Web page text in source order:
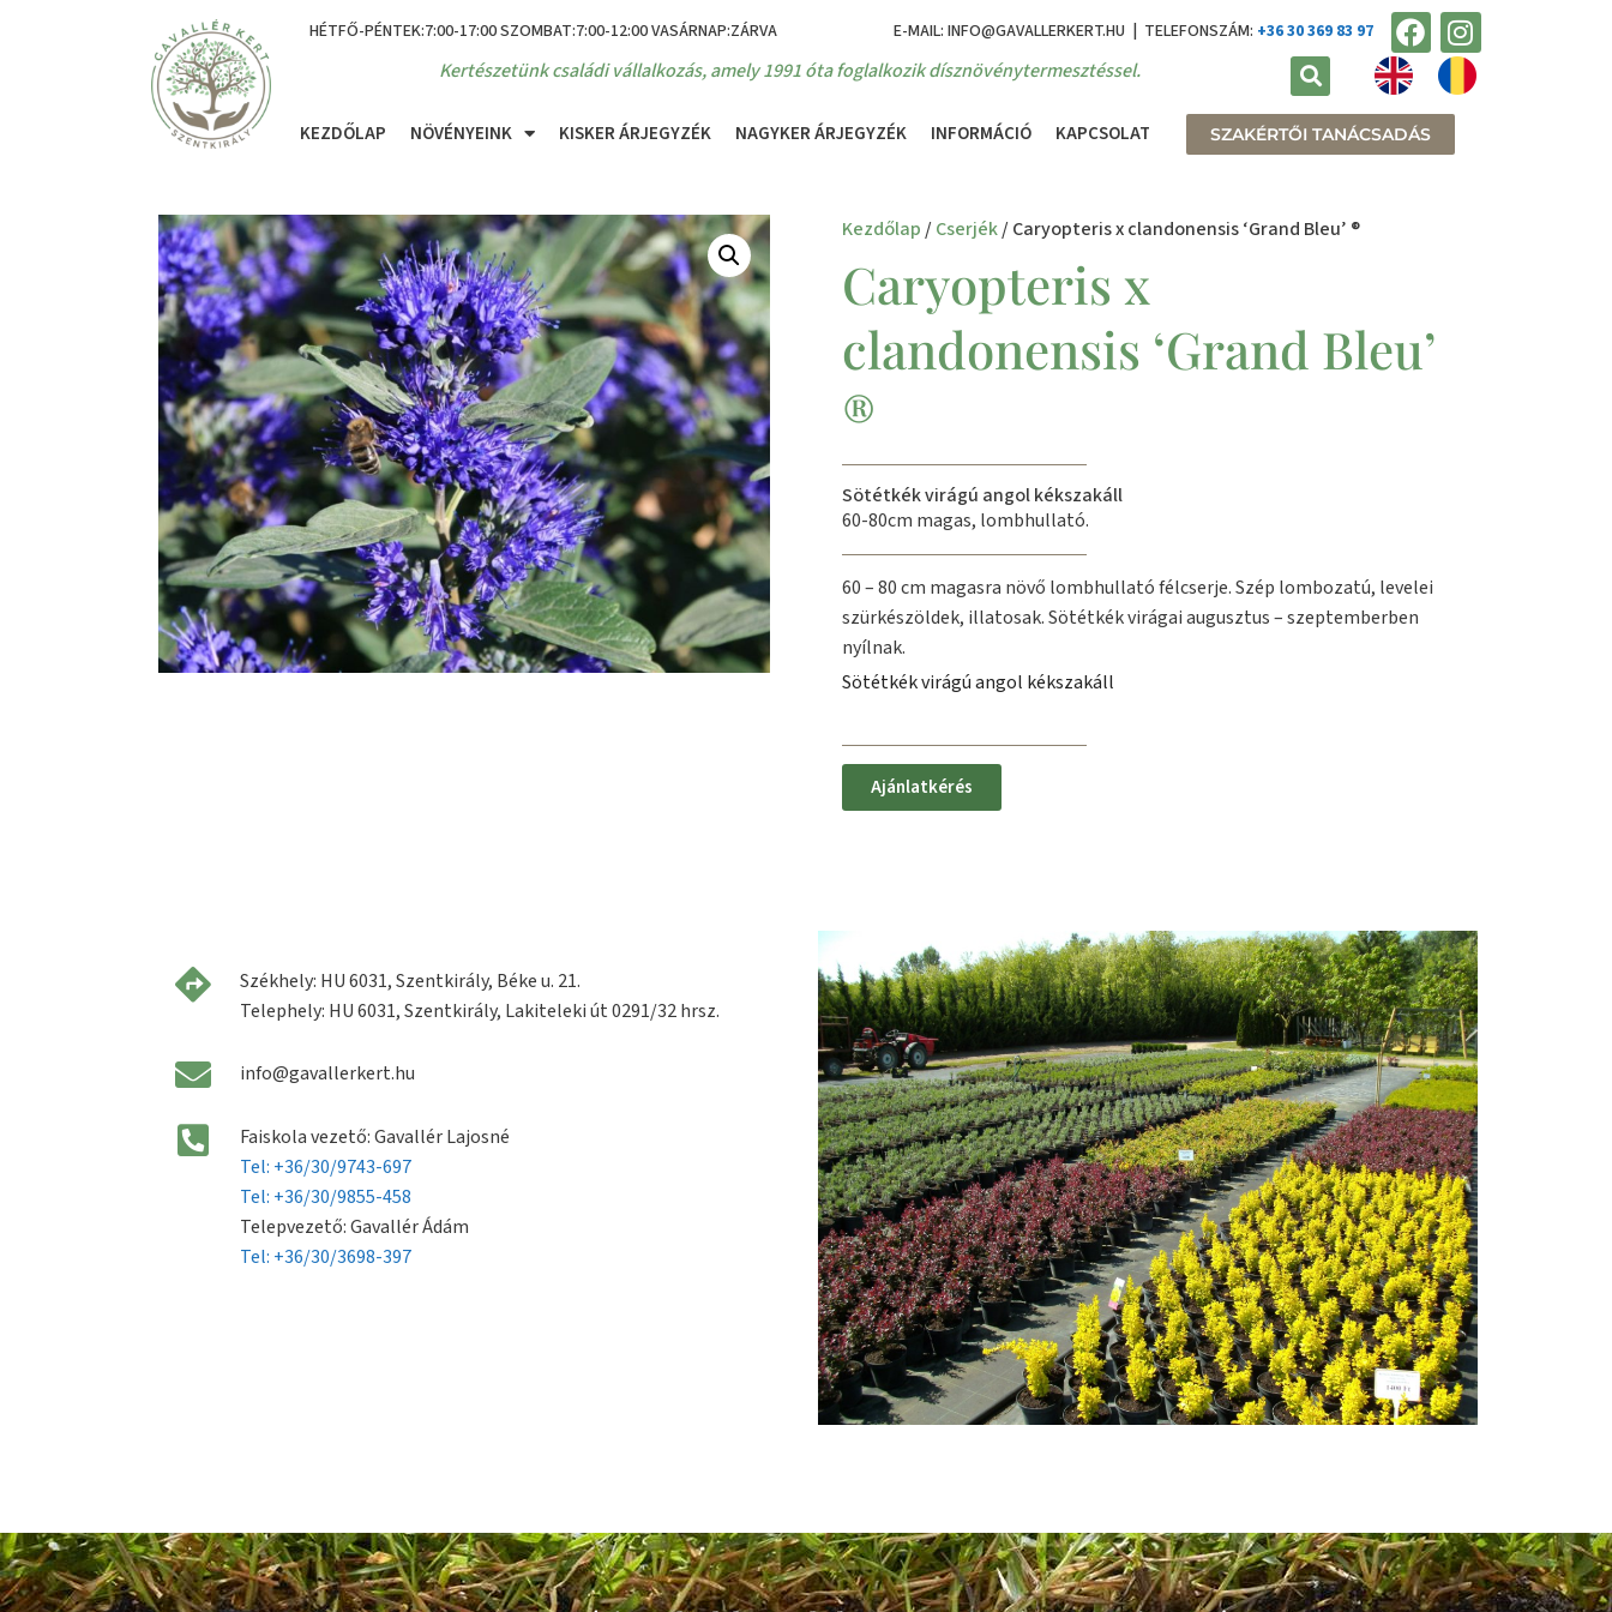
HÉTFŐ-PÉNTEK:7:00-17:00 SZOMBAT:7:00-12:00 VASÁRNAP:ZÁRVA E-MAIL: INFO@GAVALLERKERT.HU | TELEFONSZÁM: +36 30 369 83 97
Kertészetünk családi vállalkozás, amely 1991 óta foglalkozik dísznövénytermesztéssel.
KEZDŐLAP NÖVÉNYEINK KISKER ÁRJEGYZÉK NAGYKER ÁRJEGYZÉK INFORMÁCIÓ KAPCSOLAT SZAKÉRTŐI TANÁCSADÁS
Kezdőlap /Cserjék/ Caryopteris x clandonensis ‘Grand Bleu’ ®
Caryopteris x
clandonensis ‘Grand Bleu’
®
Sötétkék virágú angol kékszakáll
60-80cm magas, lombhullató.
60 – 80 cm magasra növő lombhullató félcserje. Szép lombozatú, levelei
szürkészöldek, illatosak. Sötétkék virágai augusztus – szeptemberben
nyílnak.
Sötétkék virágú angol kékszakáll
Ajánlatkérés
Székhely: HU 6031, Szentkirály, Béke u. 21.
Telephely: HU 6031, Szentkirály, Lakiteleki út 0291/32 hrsz.
info@gavallerkert.hu
Faiskola vezető: Gavallér Lajosné
Tel: +36/30/9743-697
Tel: +36/30/9855-458
Telepvezető: Gavallér Ádám
Tel: +36/30/3698-397